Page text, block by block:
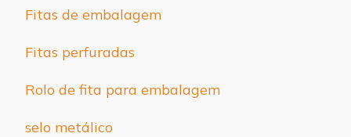
Fitas de embalagem
Fitas perfuradas
Rolo de fita para embalagem
selo metálico